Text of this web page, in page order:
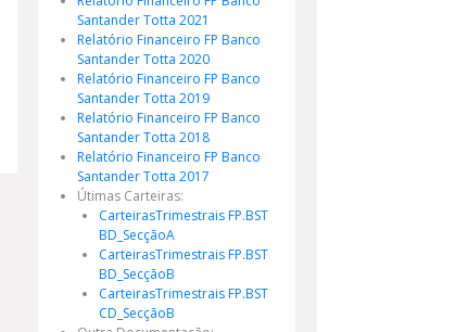
Santander Totta 2021
Relatório Financeiro FP Banco
Santander Totta 2020
Relatório Financeiro FP Banco
Santander Totta 2019
Relatório Financeiro FP Banco
Santander Totta 2018
Relatório Financeiro FP Banco
Santander Totta 2017
Útimas Carteiras:
CarteirasTrimestrais FP.BST
BD_SecçãoA
CarteirasTrimestrais FP.BST
BD_SecçãoB
CarteirasTrimestrais FP.BST
CD_SecçãoB